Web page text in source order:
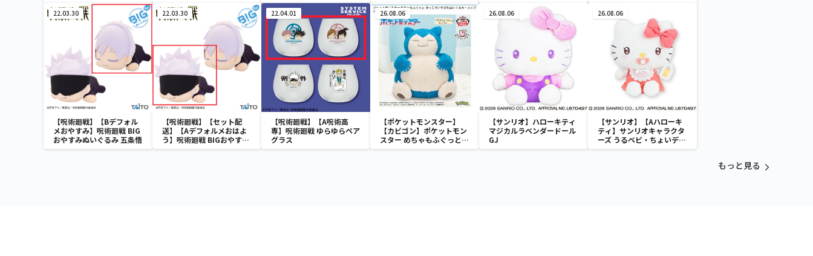
22.03.30
【呪術廻戦】【Bデフォル
メおやすみ】呪術廻戦 BIG
おやすみぬいぐるみ 五条悟
22.03.30
【呪術廻戦】【セット配
送】【Aデフォルメおはよ
う】呪術廻戦 BIGおやすみ
ぬいぐるみ 五条悟
22.04.01
【呪術廻戦】【A呪術高
専】呪術廻戦 ゆらゆらペア
グラス
26.08.06
【ポケットモンスター】
【カビゴン】ポケットモン
スター めちゃもふぐっと
ほっこりいやされぬいぐる
26.08.06
【サンリオ】ハローキティ
マジカルラベンダードール
GJ
26.08.06
【サンリオ】【Aハローキ
ティ】サンリオキャラクタ
ーズ うるベビ・ちょいデカ
ドール
もっと見る